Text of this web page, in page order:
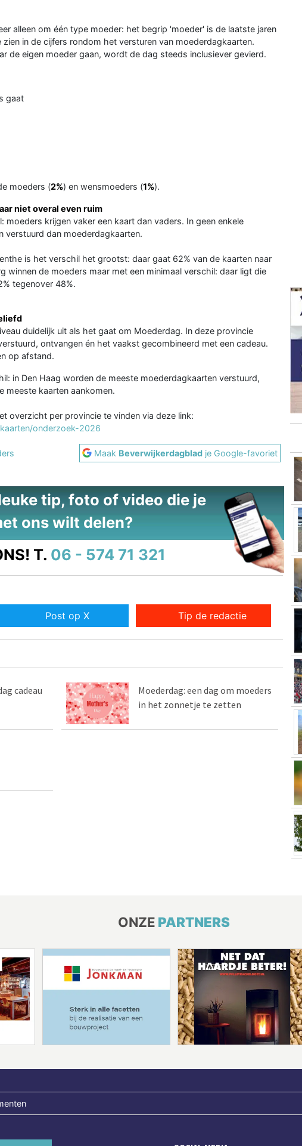
alleen om één type moeder: het begrip 'moeder' is de laatste jaren
in de cijfers rondom het versturen van moederdagkaarten.
de eigen moeder gaan, wordt de dag steeds inclusiever gevierd.
gaat
moeders (2%) en wensmoeders (1%).
niet overal even ruim
moeders krijgen vaker een kaart dan vaders. In geen enkele
verstuurd dan moederdagkaarten.
is het verschil het grootst: daar gaat 62% van de kaarten naar
winnen de moeders maar met een minimaal verschil: daar ligt die
tegenover 48%.
duidelijk uit als het gaat om Moederdag. In deze provincie
ontvangen én het vaakst gecombineerd met een cadeau.
op afstand.
in Den Haag worden de meeste moederdagkaarten verstuurd,
meeste kaarten aankomen.
overzicht per provincie te vinden via deze link:
onderzoek-2026
Maak Beverwijkerdagblad je Google-favoriet
tip, foto of video die je
ons wilt delen?
T. 06 - 574 71 321
Post op X Tip de redactie
cadeau
Moederdag: een dag om moeders
in het zonnetje te zetten
ONZE PARTNERS